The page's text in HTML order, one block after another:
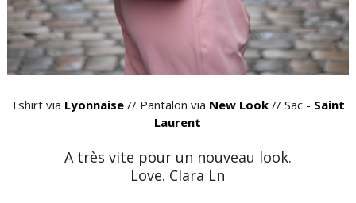
Tshirt via Lyonnaise // Pantalon via New Look// Sac - Saint
Laurent
A très vite pour un nouveau look.
Love. Clara Ln